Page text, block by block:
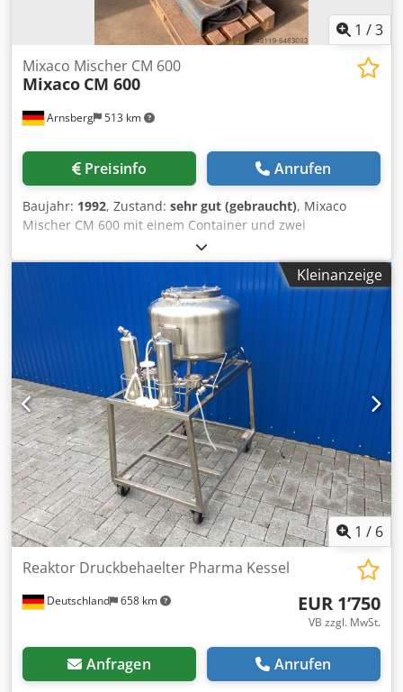
1 /3
Arnsberg 513 km
Mixaco Mischer CM 600
Mixaco CM 600
Preisinfo Anrufen
Baujahr: 1992, Zustand: sehr gut (gebraucht), Mixaco
Mischer CM 600 mit einem Container und zwei
zusätzlichen Fahrgestellen. Der Mischer wurde zum
Mischen von Pigmenten verwendet, ist in einem guten
gebrauchten Zustand und einsatzbereit. Hergestellt: 1992
Der Mischer kann in unserem Lager 59823 Arnsberg
besichtigt werden. Dodpfjhgixzjx Akhewa
Kleinanzeige
1 / 6
Deutschland 658 km
Reaktor Druckbehaelter Pharma Kessel
EUR 1’750
VB zzgl. MwSt.
Anfragen Anrufen